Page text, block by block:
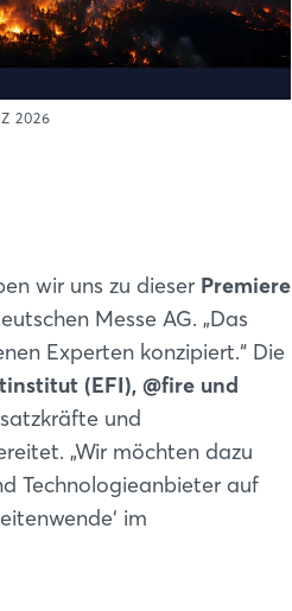
2026
wir uns zu dieser Premiere
Messe AG. „Das
Experten konzipiert.“ Die
(EFI), @fire und
und
„Wir möchten dazu
Technologieanbieter auf
im